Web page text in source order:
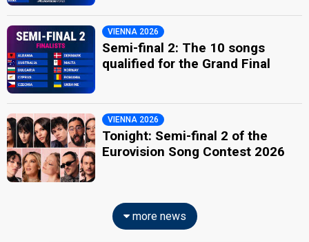
VIENNA 2026
Semi-final 2: The 10 songs
qualified for the Grand Final
VIENNA 2026
Tonight: Semi-final 2 of the
Eurovision Song Contest 2026
more news